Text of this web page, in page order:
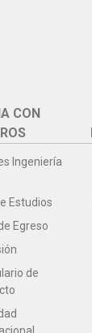
CON
Ingeniería
Estudios
Egreso
de